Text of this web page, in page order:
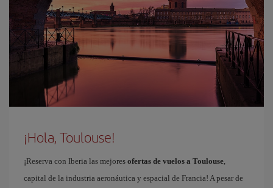
¡Hola, Toulouse!
¡Reserva con Iberia las mejores ofertas de vuelos a Toulouse,
capital de la industria aeronáutica y espacial de Francia! A pesar de